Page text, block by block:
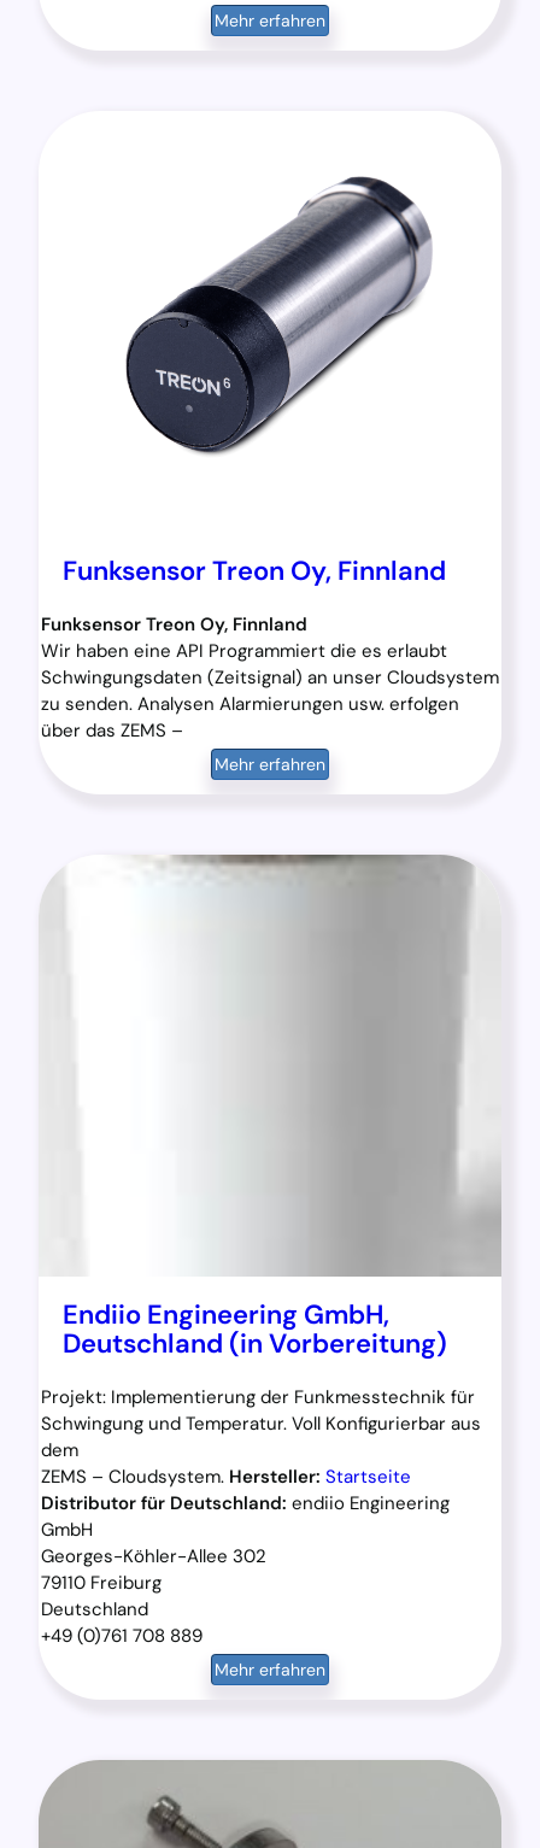
Mehr erfahren
Funksensor Treon Oy, Finnland
Funksensor Treon Oy, Finnland
Wir haben eine API Programmiert die es erlaubt
Schwingungsdaten (Zeitsignal) an unser Cloudsystem
zu senden. Analysen Alarmierungen usw. erfolgen
über das ZEMS –
Mehr erfahren
Endiio Engineering GmbH,
Deutschland (in Vorbereitung)
Projekt: Implementierung der Funkmesstechnik für
Schwingung und Temperatur. Voll Konfigurierbar aus
dem
ZEMS – Cloudsystem. Hersteller: Startseite
Distributor für Deutschland: endiio Engineering
GmbH
Georges-Köhler-Allee 302
79110 Freiburg
Deutschland
+49 (0)761 708 889
Mehr erfahren